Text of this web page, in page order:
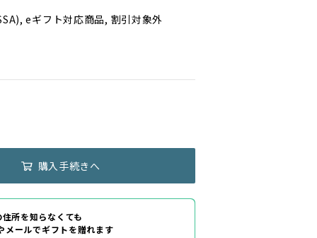
eギフト対応商品, 割引対象外
購入手続きへ
所を知らなくても
メールでギフトを贈れます